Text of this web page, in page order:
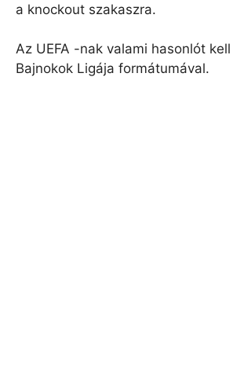
a knockout szakaszra.
Az UEFA -nak valami hasonlót
Bajnokok Ligája formátumával.